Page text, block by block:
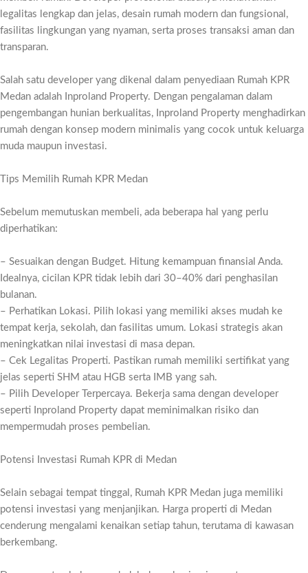
legalitas lengkap dan jelas, desain rumah modern dan fungsional,
fasilitas lingkungan yang nyaman, serta proses transaksi aman dan
transparan.
Salah satu developer yang dikenal dalam penyediaan Rumah KPR
Medan adalah Inproland Property. Dengan pengalaman dalam
pengembangan hunian berkualitas, Inproland Property menghadirkan
rumah dengan konsep modern minimalis yang cocok untuk keluarga
muda maupun investasi.
Tips Memilih Rumah KPR Medan
Sebelum memutuskan membeli, ada beberapa hal yang perlu
diperhatikan:
– Sesuaikan dengan Budget. Hitung kemampuan finansial Anda.
Idealnya, cicilan KPR tidak lebih dari 30–40% dari penghasilan
bulanan.
– Perhatikan Lokasi. Pilih lokasi yang memiliki akses mudah ke
tempat kerja, sekolah, dan fasilitas umum. Lokasi strategis akan
meningkatkan nilai investasi di masa depan.
– Cek Legalitas Properti. Pastikan rumah memiliki sertifikat yang
jelas seperti SHM atau HGB serta IMB yang sah.
– Pilih Developer Terpercaya. Bekerja sama dengan developer
seperti Inproland Property dapat meminimalkan risiko dan
mempermudah proses pembelian.
Potensi Investasi Rumah KPR di Medan
Selain sebagai tempat tinggal, Rumah KPR Medan juga memiliki
potensi investasi yang menjanjikan. Harga properti di Medan
cenderung mengalami kenaikan setiap tahun, terutama di kawasan
berkembang.